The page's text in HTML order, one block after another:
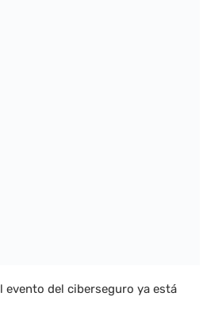
evento del ciberseguro ya está